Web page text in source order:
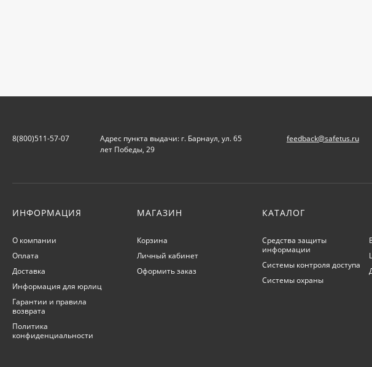
8(800)511-57-07
Адрес пункта выдачи: г. Барнаул, ул. 65
лет Победы, 29
feedback@safetus.ru
ИНФОРМАЦИЯ
О компании
Оплата
Доставка
Информация для юрлиц
Гарантии и правила
возврата
Политика
конфиденциальности
МАГАЗИН
Корзина
Личный кабинет
Оформить заказ
КАТАЛОГ
Средства защиты
информации
Системы контроля доступа
Системы охраны